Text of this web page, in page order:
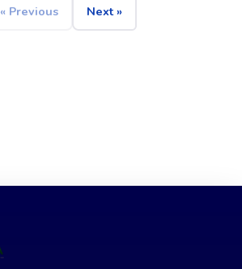
« Previous Next »